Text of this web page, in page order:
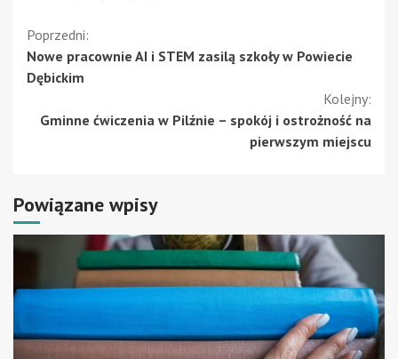
Kontynuuj
czytanie
Poprzedni:
Nowe pracownie AI i STEM zasilą szkoły w Powiecie
Dębickim
Kolejny:
Gminne ćwiczenia w Pilźnie – spokój i ostrożność na
pierwszym miejscu
Powiązane wpisy